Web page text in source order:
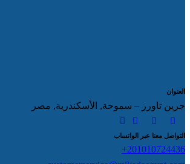
العنوان
جرين تاورز – سموحة, الأسكندرية, مصر
التواصل معنا عبر الواتساب
201010724436+